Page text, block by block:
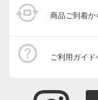
商品ご到着か
ご利用ガイド